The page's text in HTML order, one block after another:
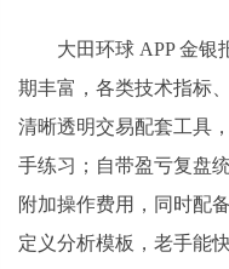
大田环球 APP 金银
期丰富，各类技术指标
清晰透明交易配套工具
手练习；自带盈亏复盘
附加操作费用，同时配
定义分析模板，老手能